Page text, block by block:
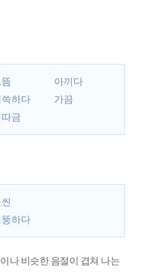
아끼다
하다
가끔
따금
뚱하다
나 비슷한 음절이 겹쳐 나는